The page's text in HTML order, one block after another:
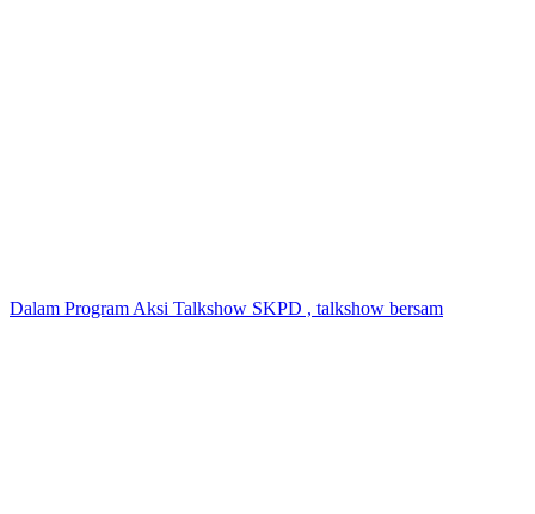
Dalam Program Aksi Talkshow SKPD , talkshow bersam